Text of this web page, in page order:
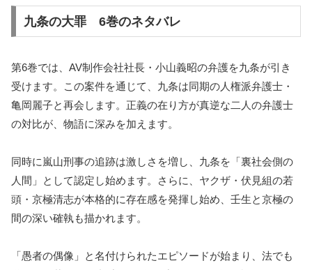
九条の大罪 6巻のネタバレ
第6巻では、AV制作会社社長・小山義昭の弁護を九条が引き
受けます。この案件を通じて、九条は同期の人権派弁護士・
亀岡麗子と再会します。正義の在り方が真逆な二人の弁護士
の対比が、物語に深みを加えます。
同時に嵐山刑事の追跡は激しさを増し、九条を「裏社会側の
人間」として認定し始めます。さらに、ヤクザ・伏見組の若
頭・京極清志が本格的に存在感を発揮し始め、壬生と京極の
間の深い確執も描かれます。
「愚者の偶像」と名付けられたエピソードが始まり、法でも